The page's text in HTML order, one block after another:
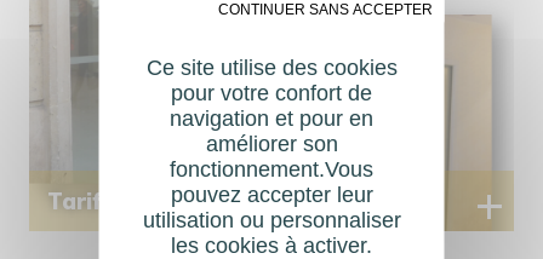
Tarifs de porte automatique
Ce site utilise des cookies
pour votre confort de
navigation et pour en
améliorer son
fonctionnement.Vous
pouvez accepter leur
utilisation ou personnaliser
les cookies à activer.
✗ CONTINUER SANS ACCEPTER